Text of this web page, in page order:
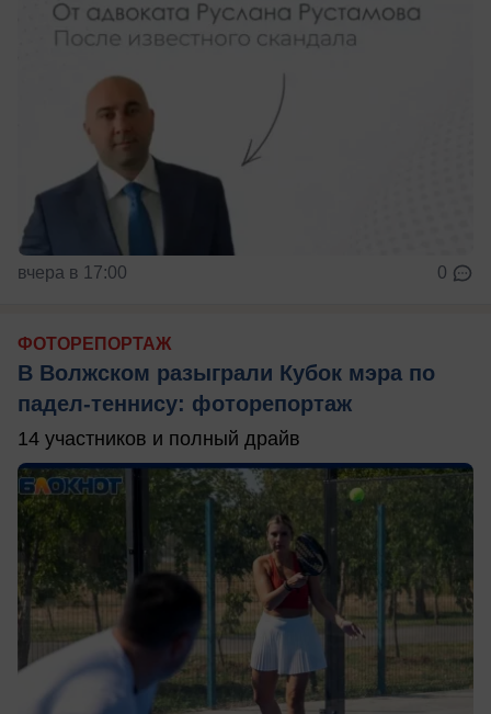
вчера в 17:00 0
ФОТОРЕПОРТАЖ
В Волжском разыграли Кубок мэра по
падел-теннису: фоторепортаж
14 участников и полный драйв